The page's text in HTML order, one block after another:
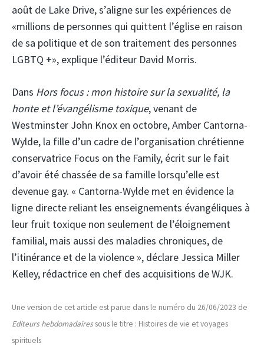
août de Lake Drive, s’aligne sur les expériences de
«millions de personnes qui quittent l’église en raison
de sa politique et de son traitement des personnes
LGBTQ +», explique l’éditeur David Morris.
Dans Hors focus : mon histoire sur la sexualité, la
honte et l’évangélisme toxique, venant de
Westminster John Knox en octobre, Amber Cantorna-
Wylde, la fille d’un cadre de l’organisation chrétienne
conservatrice Focus on the Family, écrit sur le fait
d’avoir été chassée de sa famille lorsqu’elle est
devenue gay. « Cantorna-Wylde met en évidence la
ligne directe reliant les enseignements évangéliques à
leur fruit toxique non seulement de l’éloignement
familial, mais aussi des maladies chroniques, de
l’itinérance et de la violence », déclare Jessica Miller
Kelley, rédactrice en chef des acquisitions de WJK.
Une version de cet article est parue dans le numéro du 26/06/2023 de
Editeurs hebdomadaires sous le titre : Histoires de vie et voyages
spirituels